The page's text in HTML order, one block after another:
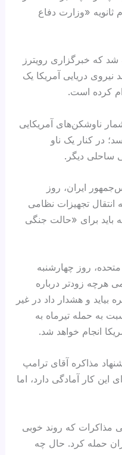
«وزارت دفاع
که خبرگزاری رویترز
دریایی آمریکا یک
کرده است.
ناوشکن‌های آمریکایی
در کنار یک ناو
ساحلی دیگر.
ایران، روز
انتقال تجهیزات نظامی
باید برای «حالت جنگی
روز چهارشنبه
هرچه زودتر درباره
بیاید و هشدار داد در غیر
به حمله تیرماه به
انجام خواهد شد.
مذاکره آقای ترامپ
کار آمادگی دارد، اما
مذاکرات که روند خوبی
حمله کرد. حال چه